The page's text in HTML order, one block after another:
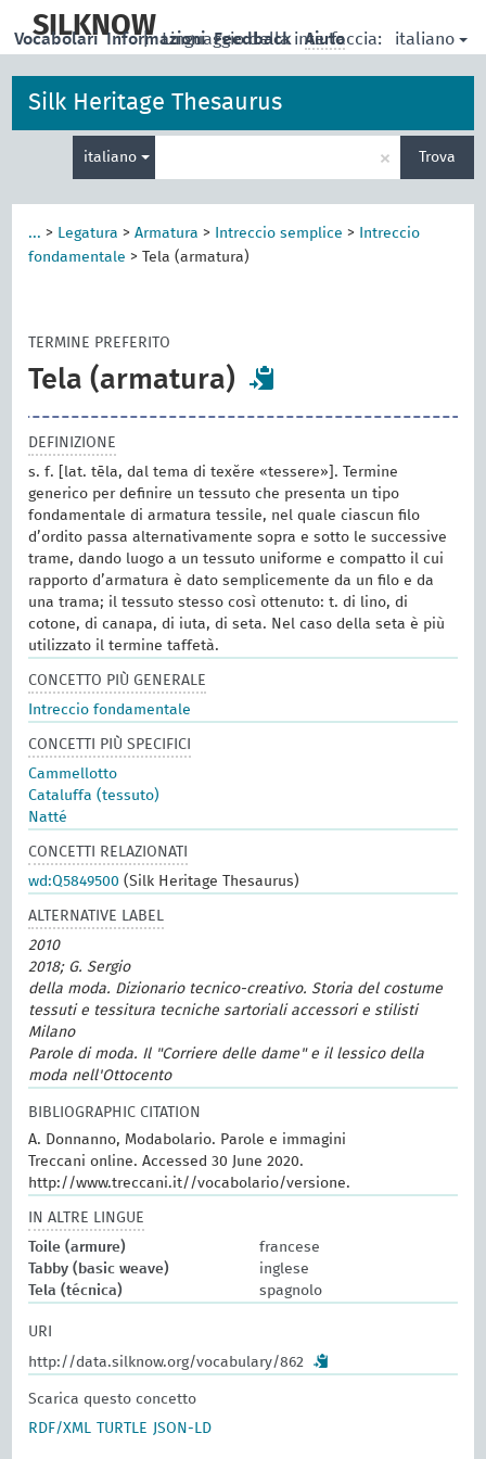
main
SILKNOW
| Linguaggio della interfaccia: italiano
Vocabolari Informazioni Feedback Aiuto
Silk Heritage Thesaurus
italiano
per
la
ricerca
× Trova
... > Legatura >Armatura > Intreccio semplice >
Intreccio
fondamentale > Tela (armatura)
TERMINE PREFERITO
Tela (armatura)
DEFINIZIONE
s. f. [lat. tēla, dal tema di texĕre «tessere»]. Termine
generico per definire un tessuto che presenta un tipo
fondamentale di armatura tessile, nel quale ciascun filo
d’ordito passa alternativamente sopra e sotto le successive
trame, dando luogo a un tessuto uniforme e compatto il cui
rapporto d’armatura è dato semplicemente da un filo e da
una trama; il tessuto stesso così ottenuto: t. di lino, di
cotone, di canapa, di iuta, di seta. Nel caso della seta è più
utilizzato il termine taffetà.
CONCETTO PIÙ GENERALE
Intreccio fondamentale
CONCETTI PIÙ SPECIFICI
Cammellotto
Cataluffa (tessuto)
Natté
CONCETTI RELAZIONATI
wd:Q5849500 (Silk Heritage Thesaurus)
ALTERNATIVE LABEL
2010
2018; G. Sergio
della moda. Dizionario tecnico-creativo. Storia del costume
tessuti e tessitura tecniche sartoriali accessori e stilisti
Milano
Parole di moda. Il "Corriere delle dame" e il lessico della
moda nell'Ottocento
BIBLIOGRAPHIC CITATION
A. Donnanno, Modabolario. Parole e immagini
Treccani online. Accessed 30 June 2020.
http://www.treccani.it//vocabolario/versione.
IN ALTRE LINGUE
Toile (armure)
francese
Tabby (basic weave)
inglese
Tela (técnica)
spagnolo
URI
http://data.silknow.org/vocabulary/862
Scarica questo concetto
RDF/XML
TURTLE JSON-LD